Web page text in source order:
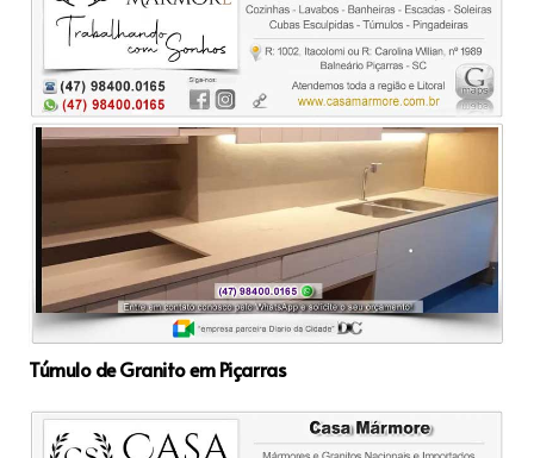
Túmulo de Granito em Piçarras